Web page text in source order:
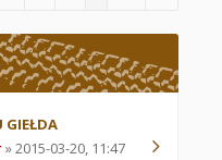
GIEŁDA
» 2015-03-20, 11:47